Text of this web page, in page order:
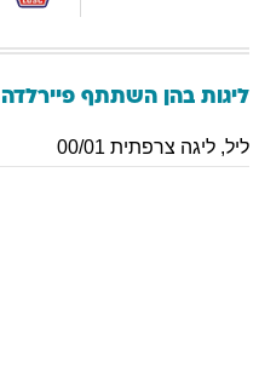
ליגות בהן השתתף פיירלדה
ליל, ליגה צרפתית 00/01